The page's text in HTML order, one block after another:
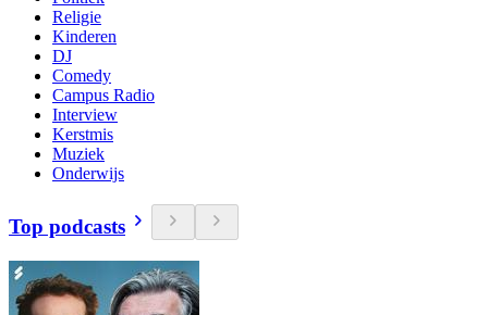
Religie
Kinderen
DJ
Comedy
Campus Radio
Interview
Kerstmis
Muziek
Onderwijs
Top podcasts